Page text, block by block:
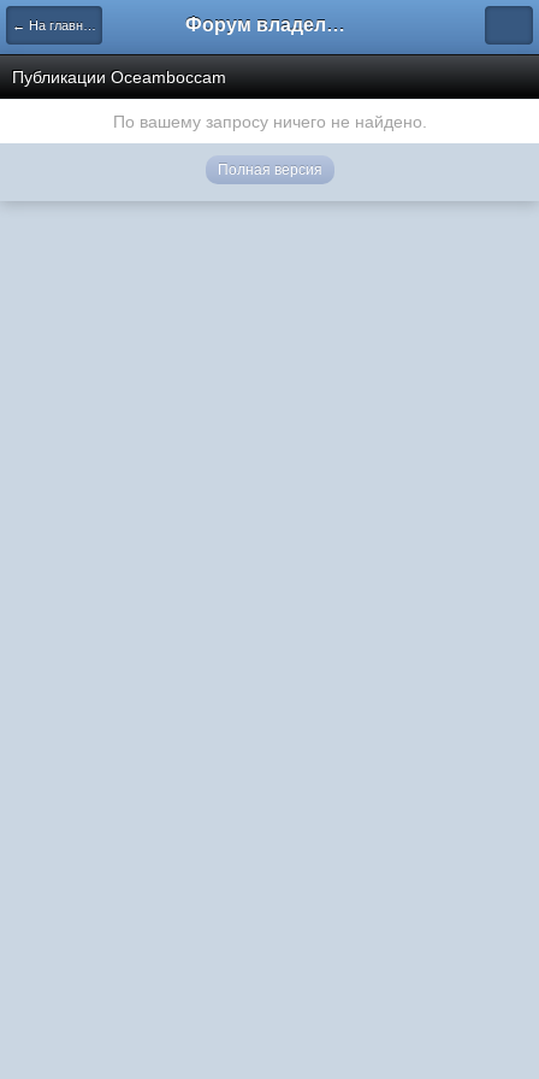
← На главную Форум владельцев интернет-магазинов
Публикации Oceamboccam
По вашему запросу ничего не найдено.
Полная версия